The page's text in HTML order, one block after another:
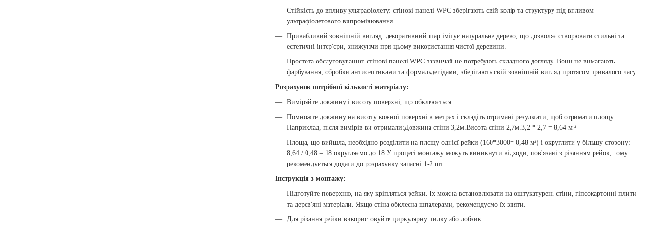
Стійкість до впливу ультрафіолету: стінові панелі WPC зберігають свій колір та структуру під впливом
ультрафіолетового випромінювання.
Привабливий зовнішній вигляд: декоративний шар імітує натуральне дерево, що дозволяє створювати стильні та
естетичні інтер'єри, знижуючи при цьому використання чистої деревини.
Простота обслуговування: стінові панелі WPC зазвичай не потребують складного догляду. Вони не вимагають
фарбування, обробки антисептиками та формальдегідами, зберігають свій зовнішній вигляд протягом тривалого часу.
Розрахунок потрібної кількості матеріалу:
Виміряйте довжину і висоту поверхні, що обклеюється.
Помножте довжину на висоту кожної поверхні в метрах і складіть отримані результати, щоб отримати площу.
Наприклад, після вимірів ви отримали:Довжина стіни 3,2м.Висота стіни 2,7м.3,2 * 2,7 = 8,64 м ²
Площа, що вийшла, необхідно розділити на площу однієї рейки (160*3000= 0,48 м²) і округлити у більшу сторону:
8,64 / 0,48 = 18 округляємо до 18.У процесі монтажу можуть виникнути відходи, пов'язані з різанням рейок, тому
рекомендується додати до розрахунку запасні 1-2 шт.
Інструкція з монтажу:
Підготуйте поверхню, на яку кріпляться рейки. Їх можна встановлювати на оштукатурені стіни, гіпсокартонні плити
та дерев'яні матеріали. Якщо стіна обклеєна шпалерами, рекомендуємо їх зняти.
Для різання рейки використовуйте циркулярну пилку або лобзик.